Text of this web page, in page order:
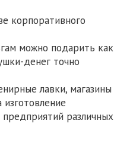
корпоративного
можно подарить как
денег точно
лавки, магазины
различных